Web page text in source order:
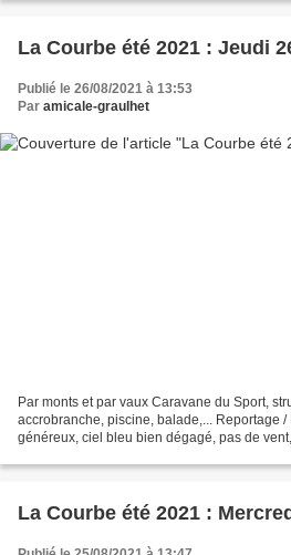
La Courbe été 2021 : Jeudi
Publié le 26/08/2021 à 13:53
Par amicale-graulhet
Par monts et par vaux Caravane du Sport,
accrobranche, piscine, balade,... Reportage
généreux, ciel bleu bien dégagé, pas de
La Courbe été 2021 :